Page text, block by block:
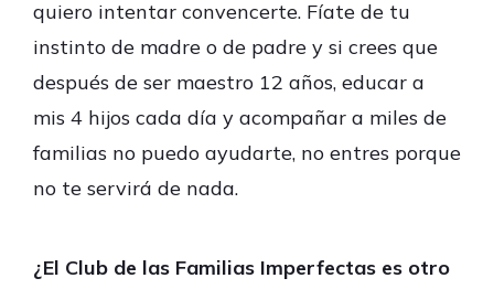
quiero intentar convencerte. Fíate de tu
instinto de madre o de padre y si crees que
después de ser maestro 12 años, educar a
mis 4 hijos cada día y acompañar a miles de
familias no puedo ayudarte, no entres porque
no te servirá de nada.
¿El Club de las Familias Imperfectas es otro